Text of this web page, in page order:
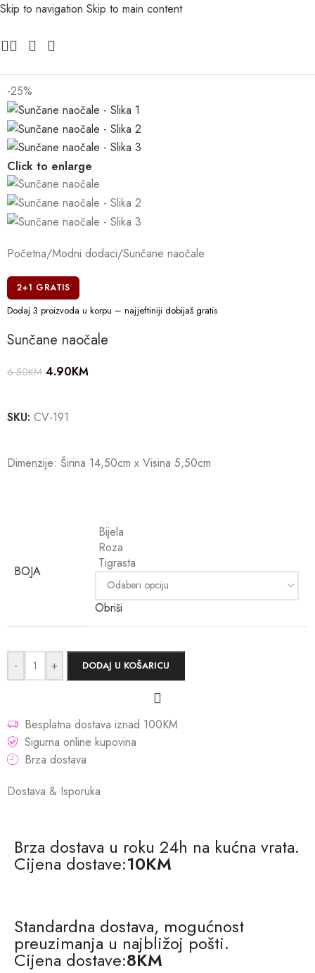
Skip to navigation Skip to main content
-25%
Click to enlarge
Početna/Modni dodaci/Sunčane naočale
2+1 GRATIS
Dodaj 3 proizvoda u korpu – najjeftiniji dobijaš gratis
Sunčane naočale
6.50KM 4.90KM
SKU: CV-191
Dimenzije: Širina 14,50cm x Visina 5,50cm
BOJA
Bijela
Roza
Tigrasta
Obriši
- + DODAJ U KOŠARICU
Besplatna dostava iznad 100KM
Sigurna online kupovina
Brza dostava
Dostava & Isporuka
Brza dostava u roku 24h na kućna vrata.
Cijena dostave:10KM
Standardna dostava, mogućnost
preuzimanja u najbližoj pošti.
Cijena dostave:8KM